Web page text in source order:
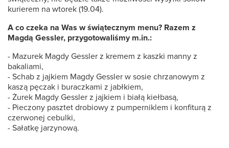
kurierem na wtorek (19.04).
A co czeka na Was w świątecznym menu? Razem z
Magdą Gessler, przygotowaliśmy m.in.:
- Mazurek Magdy Gessler z kremem z kaszki manny z
bakaliami,
- Schab z jajkiem Magdy Gessler w sosie chrzanowym z
kaszą pęczak i buraczkami z jabłkiem,
- Żurek Magdy Gessler z jajkiem i białą kiełbasą,
- Pieczony pasztet drobiowy z pumperniklem i konfiturą z
czerwonej cebulki,
- Sałatkę jarzynową.